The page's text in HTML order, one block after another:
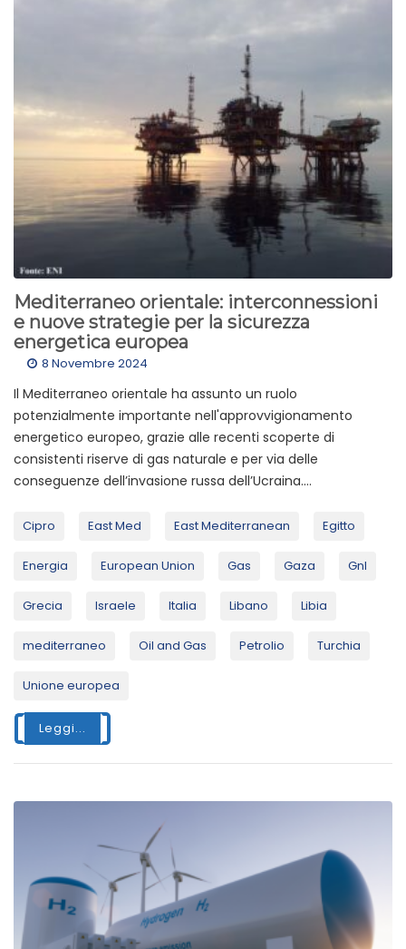
Mediterraneo orientale: interconnessioni
e nuove strategie per la sicurezza
energetica europea
8 Novembre 2024
Il Mediterraneo orientale ha assunto un ruolo
potenzialmente importante nell'approvvigionamento
energetico europeo, grazie alle recenti scoperte di
consistenti riserve di gas naturale e per via delle
conseguenze dell’invasione russa dell’Ucraina....
Cipro East Med East Mediterranean Egitto
Energia European Union Gas Gaza Gnl
Grecia Israele Italia Libano Libia
mediterraneo Oil and Gas Petrolio Turchia
Unione europea
Leggi...